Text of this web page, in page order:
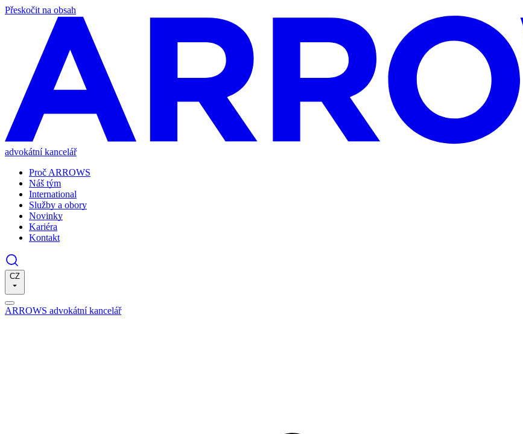
Přeskočit na obsah
advokátní kancelář
Proč ARROWS
Náš tým
International
Služby a obory
Novinky
Kariéra
Kontakt
CZ
ARROWS advokátní kancelář